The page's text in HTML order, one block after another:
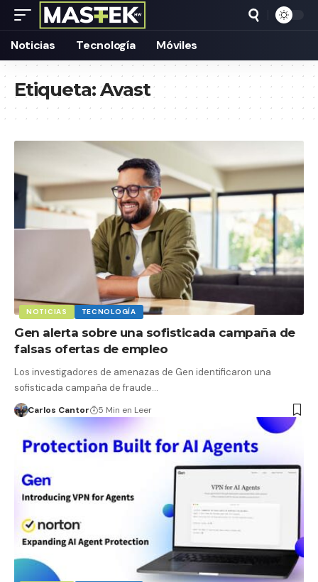
Noticias Tecnología Móviles
Etiqueta:Avast
NOTICIAS TECNOLOGÍA
Gen alerta sobre una sofisticada campaña de
falsas ofertas de empleo
Los investigadores de amenazas de Gen identificaron una
sofisticada campaña de fraude…
Carlos Cantor 5 Min en Leer